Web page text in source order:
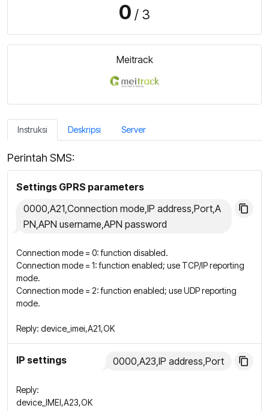
0 / 3
Meitrack
Instruksi Deskripsi Server
Perintah SMS:
Settings GPRS parameters
0000,A21,Connection mode,IP address,Port,A
PN,APN username,APN password
Connection mode = 0: function disabled.
Connection mode = 1: function enabled; use TCP/IP reporting
mode.
Connection mode = 2: function enabled; use UDP reporting
mode.
Reply: device_imei,A21,OK
IP settings 0000,A23,IP address,Port
Reply:
device_IMEI,A23,OK